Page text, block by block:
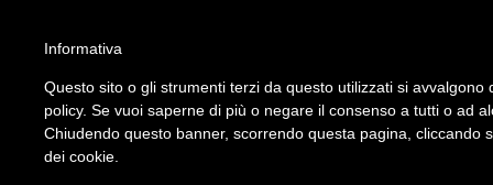
RELAZIONE 2019
Informativa
Questo sito o gli strumenti terzi da questo utilizzati si
policy. Se vuoi saperne di più o negare il consenso a tutti o ad
Chiudendo questo banner, scorrendo questa pagina, cliccando
dei cookie.